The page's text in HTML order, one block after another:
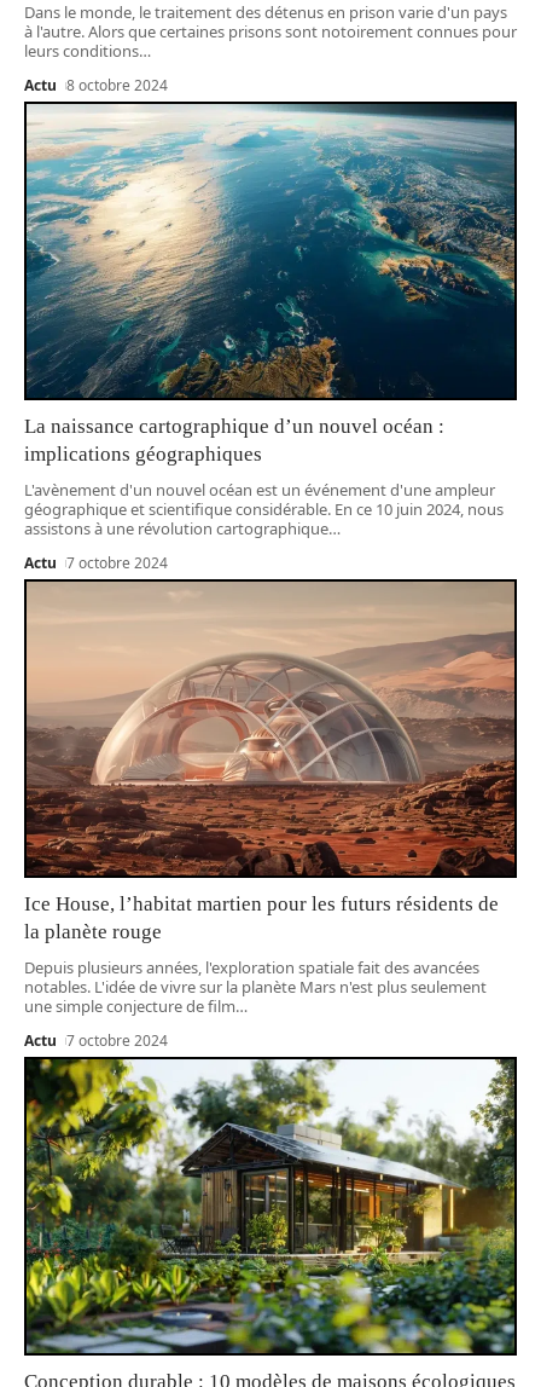
Dans le monde, le traitement des détenus en prison varie d'un pays
à l'autre. Alors que certaines prisons sont notoirement connues pour
leurs conditions…
Actu 8 octobre 2024
La naissance cartographique d’un nouvel océan :
implications géographiques
L'avènement d'un nouvel océan est un événement d'une ampleur
géographique et scientifique considérable. En ce 10 juin 2024, nous
assistons à une révolution cartographique…
Actu 7 octobre 2024
Ice House, l’habitat martien pour les futurs résidents de
la planète rouge
Depuis plusieurs années, l'exploration spatiale fait des avancées
notables. L'idée de vivre sur la planète Mars n'est plus seulement
une simple conjecture de film…
Actu 7 octobre 2024
Conception durable : 10 modèles de maisons écologiques